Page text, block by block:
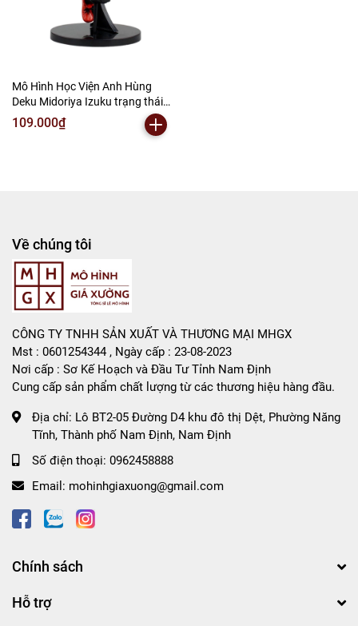
Mô Hình Học Viện Anh Hùng
Deku Midoriya Izuku trạng thái
chiến đấu - Cao 18cm - nặng
200gram - My Hero Academia -
109.000₫
Về chúng tôi
CÔNG TY TNHH SẢN XUẤT VÀ THƯƠNG MẠI MHGX
Mst : 0601254344 , Ngày cấp : 23-08-2023
Nơi cấp : Sơ Kế Hoạch và Đầu Tư Tỉnh Nam Định
Cung cấp sản phẩm chất lượng từ các thương hiệu hàng đầu.
Địa chỉ: Lô BT2-05 Đường D4 khu đô thị Dệt, Phường Năng
Tĩnh, Thành phố Nam Định, Nam Định
Số điện thoại: 0962458888
Email: mohinhgiaxuong@gmail.com
Chính sách
Hỗ trợ